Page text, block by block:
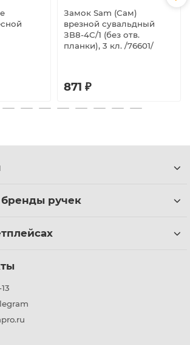
Замок Sam (Сам)
врезной сувальдный
ЗВ8-4С/1 (без отв.
планки), 3 кл. /76601/
871 ₽
ручек